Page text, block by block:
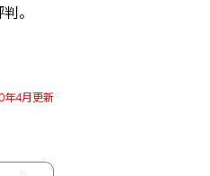
。
4月更新